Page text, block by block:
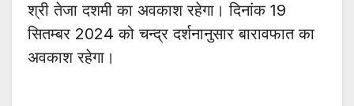
श्री तेजा दशमी का अवकाश रहेगा। दिनांक 19
सितम्बर 2024 को चन्द्र दर्शनानुसार बारावफात का
अवकाश रहेगा।